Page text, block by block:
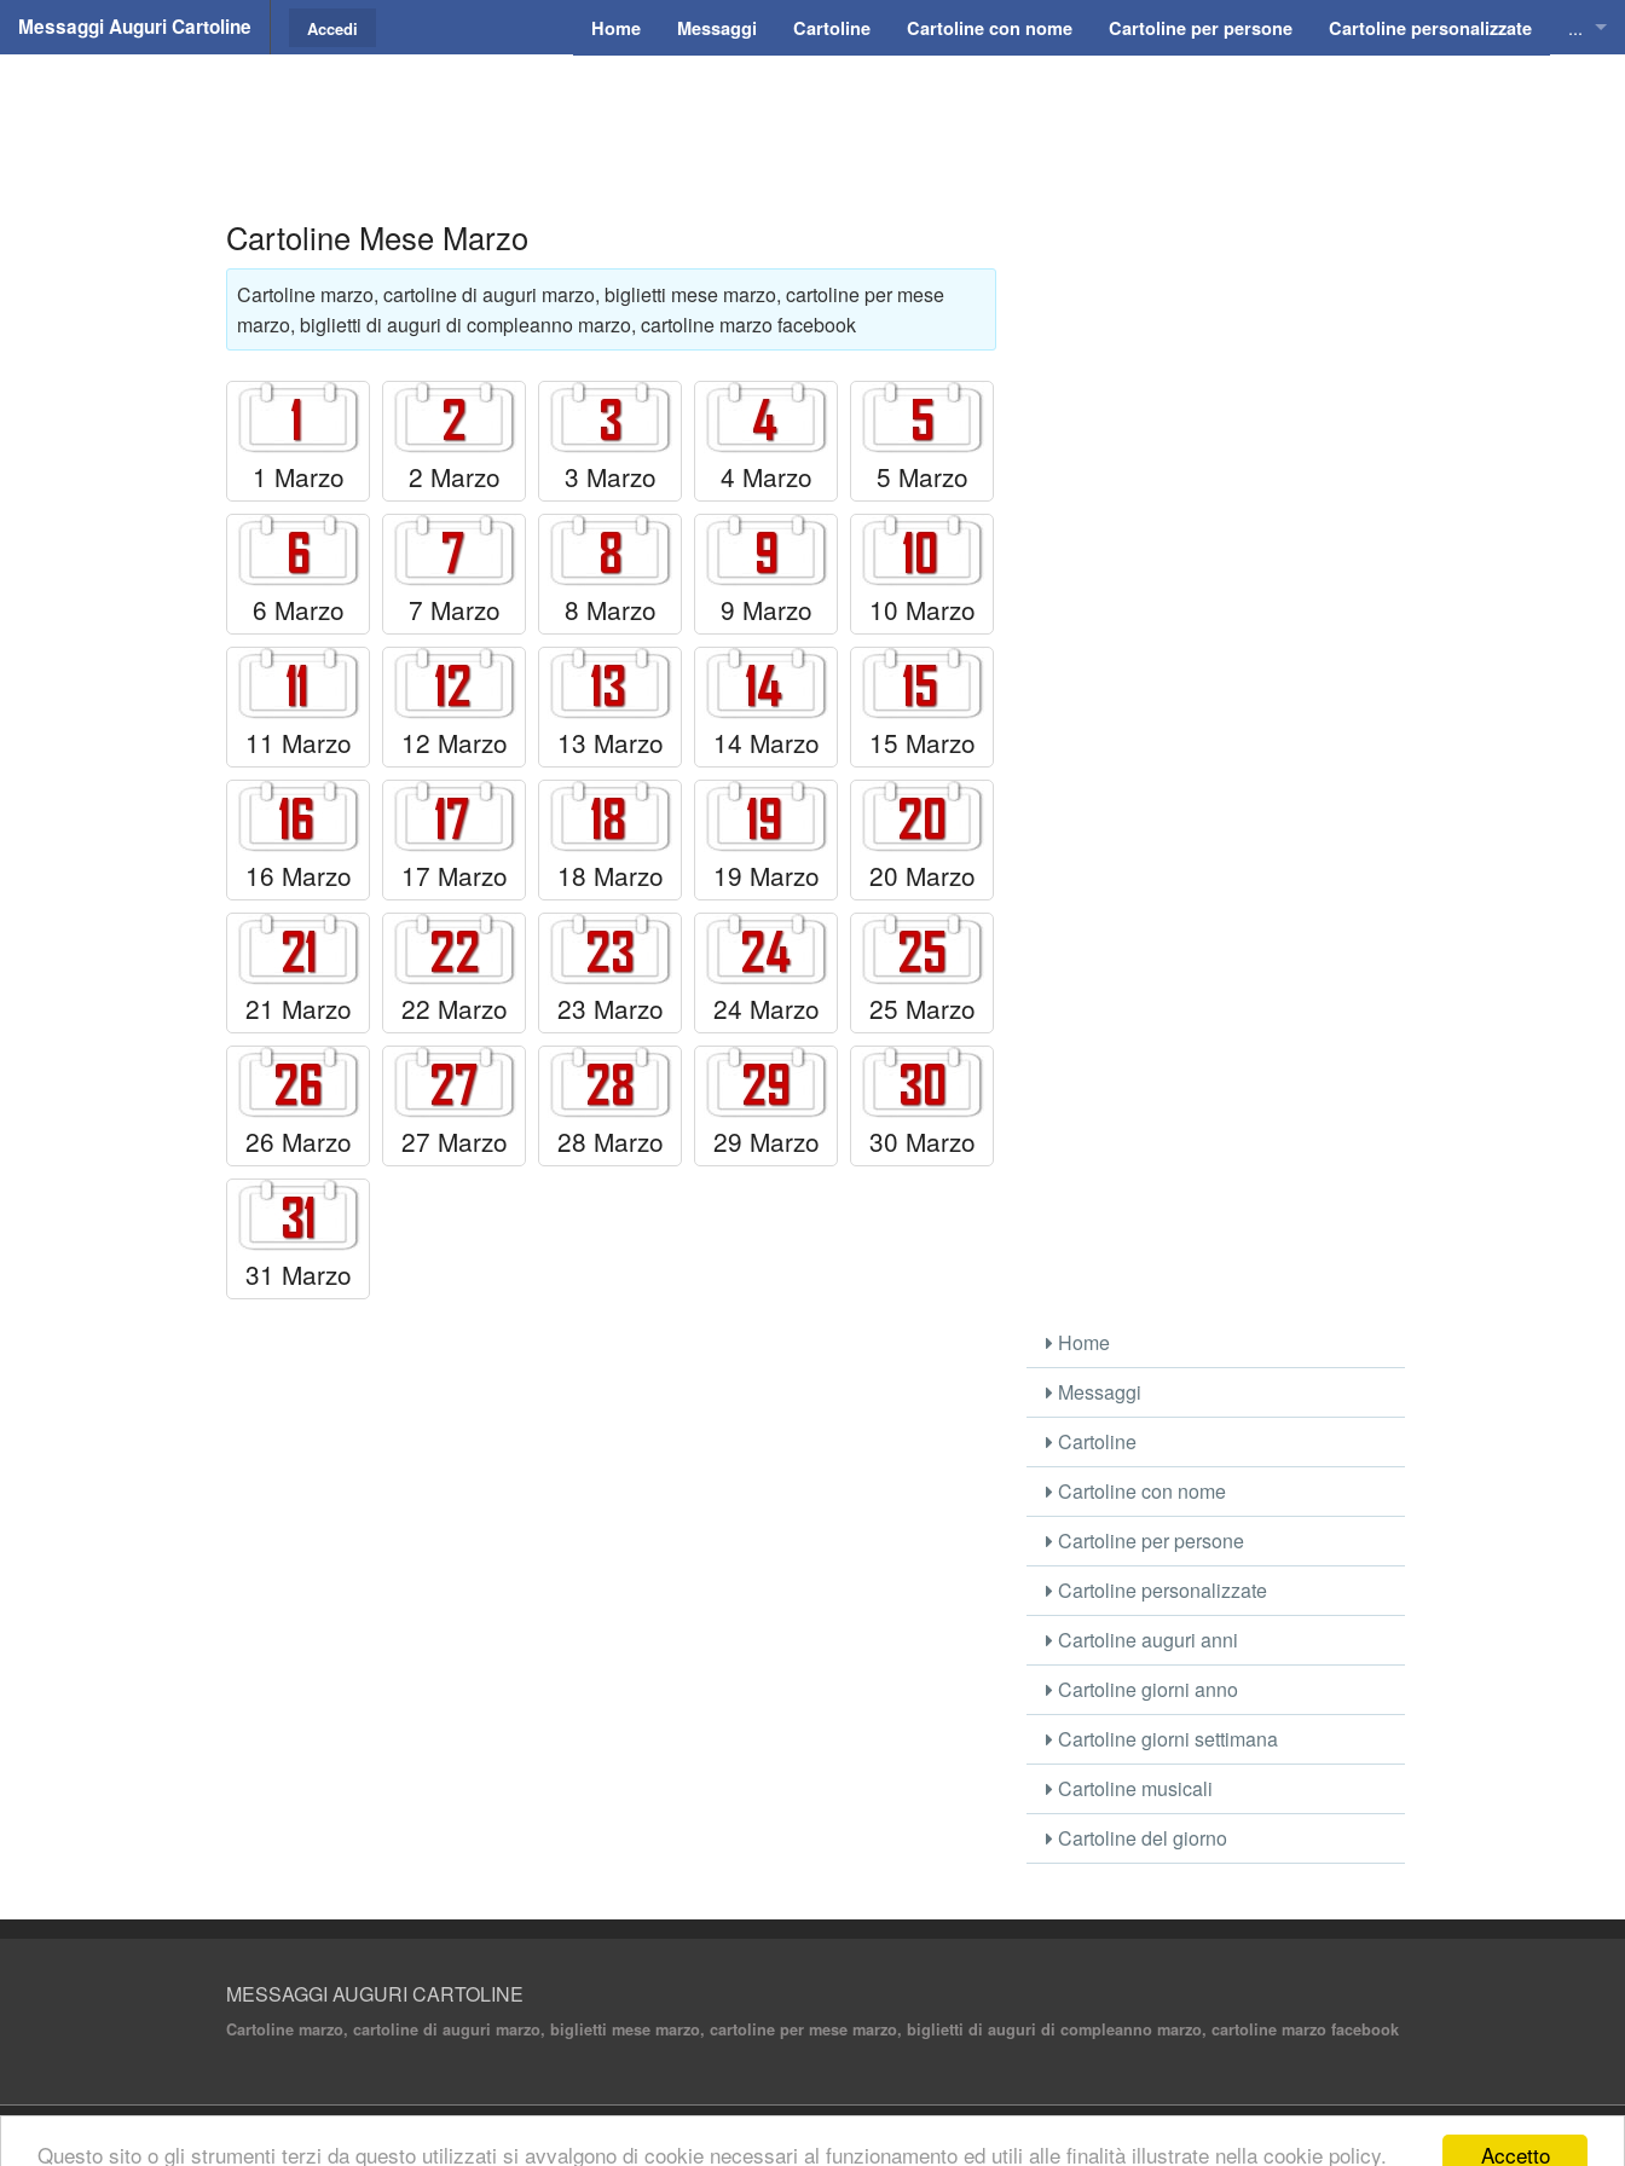
Accetto
Questo sito o gli strumenti terzi da questo utilizzati si avvalgono di cookie necessari al funzionamento ed utili alle finalità illustrate nella cookie policy.
Messaggi Auguri Cartoline Home Messaggi Cartoline Cartoline con nome Cartoline per persone Cartoline personalizzate ...
Accedi
Cartoline Mese Marzo
Cartoline marzo, cartoline di auguri marzo, biglietti mese marzo, cartoline per mese
marzo, biglietti di auguri di compleanno marzo, cartoline marzo facebook
1 Marzo 2 Marzo 3 Marzo 4 Marzo 5 Marzo
6 Marzo 7 Marzo 8 Marzo 9 Marzo 10 Marzo
11 Marzo 12 Marzo 13 Marzo 14 Marzo 15 Marzo
16 Marzo 17 Marzo 18 Marzo 19 Marzo 20 Marzo
21 Marzo 22 Marzo 23 Marzo 24 Marzo 25 Marzo
26 Marzo 27 Marzo 28 Marzo 29 Marzo 30 Marzo
31 Marzo
Home
Messaggi
Cartoline
Cartoline con nome
Cartoline per persone
Cartoline personalizzate
Cartoline auguri anni
Cartoline giorni anno
Cartoline giorni settimana
Cartoline musicali
Cartoline del giorno
MESSAGGI AUGURI CARTOLINE
Cartoline marzo, cartoline di auguri marzo, biglietti mese marzo, cartoline per mese marzo, biglietti di auguri di compleanno marzo, cartoline marzo facebook